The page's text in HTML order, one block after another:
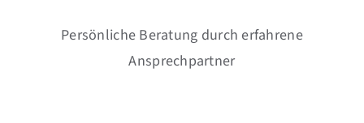
Persönliche Beratung durch erfahrene
Ansprechpartner